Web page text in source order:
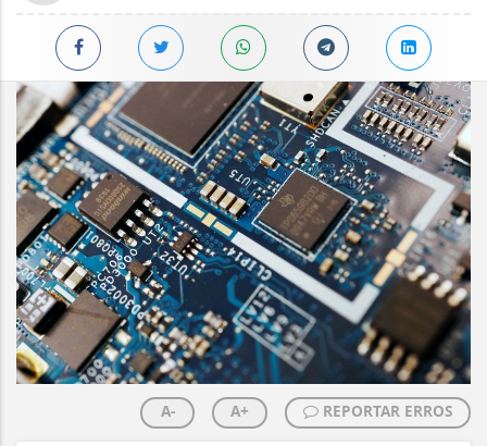
A- A+ REPORTAR ERROS